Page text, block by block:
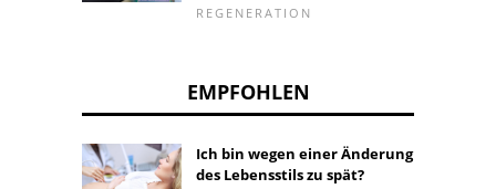
REGENERATION
EMPFOHLEN
Ich bin wegen einer Änderung
des Lebensstils zu spät?